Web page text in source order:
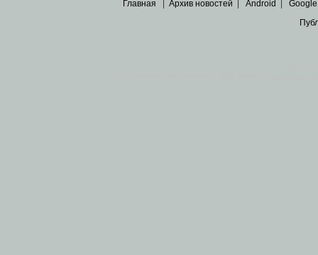
Главная Архив новостей Android Google